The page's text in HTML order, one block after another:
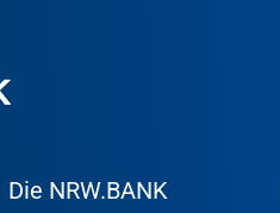
Die NRW.BANK